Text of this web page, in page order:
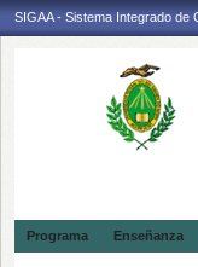
SIGAA - Sistema Integrado de
Programa
Enseñanza